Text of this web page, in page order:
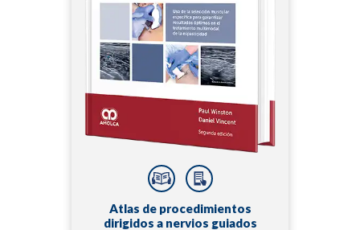
Atlas de procedimientos
dirigidos a nervios guiados